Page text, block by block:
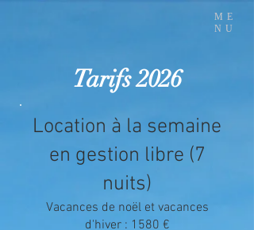
ME
NU
Tarifs 2026
Location à la semaine
en gestion libre (7
nuits)
Vacances de noël et vacances
d'hiver : 1580 €